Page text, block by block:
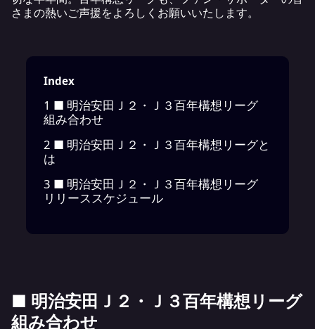
さまの熱いご声援をよろしくお願いいたします。
Index
1 ■ 明治安田Ｊ２・Ｊ３百年構想リーグ
組み合わせ
2 ■ 明治安田Ｊ２・Ｊ３百年構想リーグと
は
3 ■ 明治安田Ｊ２・Ｊ３百年構想リーグ
リリーススケジュール
■ 明治安田Ｊ２・Ｊ３百年構想リーグ
組み合わせ